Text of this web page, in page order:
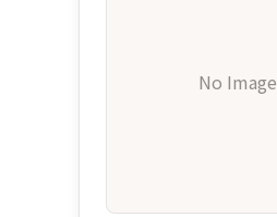
No Image